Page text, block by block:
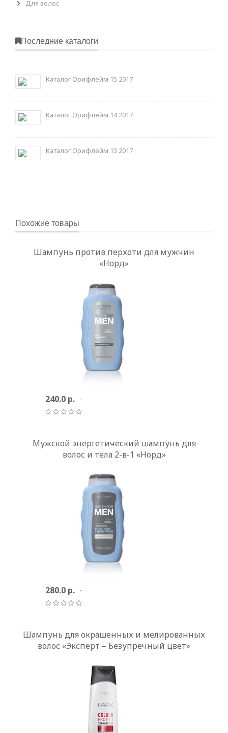
Для волос
Последние каталоги
Каталог Орифлейм 15 2017
Каталог Орифлейм 14 2017
Каталог Орифлейм 13 2017
Похожие товары
Шампунь против перхоти для мужчин
«Норд»
240.0 р.
Мужской энергетический шампунь для
волос и тела 2-в-1 «Норд»
280.0 р.
Шампунь для окрашенных и мелированных
волос «Эксперт – Безупречный цвет»